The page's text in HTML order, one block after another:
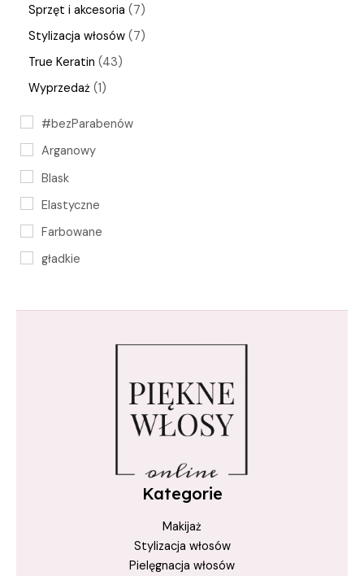
Sprzęt i akcesoria 7
Stylizacja włosów 7
True Keratin 43
Wyprzedaż 1
#bezParabenów
Arganowy
Blask
Elastyczne
Farbowane
gładkie
Keratynowa
maskaKeratynowa
Kategorie
Makijaż
Stylizacja włosów
Pielęgnacja włosów